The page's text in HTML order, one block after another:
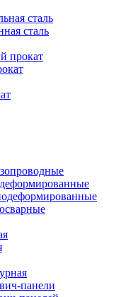
сталь
сталь
прокат
панели